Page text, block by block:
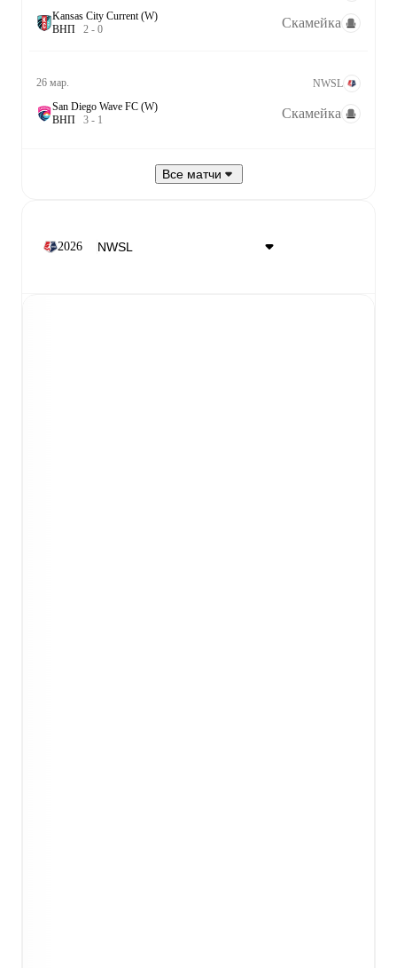
Kansas City Current (W)
ВНП 2 - 0 Скамейка
26 мар.
NWSL
San Diego Wave FC (W)
ВНП 3 - 1 Скамейка
Все матчи
2026